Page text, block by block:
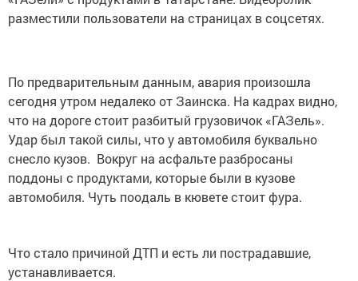
разместили пользователи на страницах в соцсетях.
По предварительным данным, авария произошла
сегодня утром недалеко от Заинска. На кадрах видно,
что на дороге стоит разбитый грузовичок «ГАЗель».
Удар был такой силы, что у автомобиля буквально
снесло кузов. Вокруг на асфальте разбросаны
поддоны с продуктами, которые были в кузове
автомобиля. Чуть поодаль в кювете стоит фура.
Что стало причиной ДТП и есть ли пострадавшие,
устанавливается.